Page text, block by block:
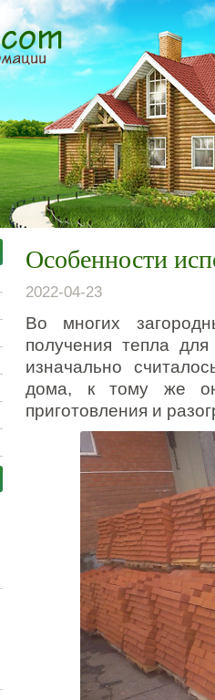
Особенности
2022-04-23
Во многих
получения тепла
изначально
дома, к тому же
приготовления и